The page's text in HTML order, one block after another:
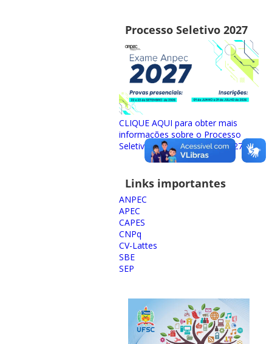
Processo Seletivo 2027
CLIQUE AQUI para obter mais
informações sobre o Processo
Seletivo para ingresso em 2027
Links importantes
ANPEC
APEC
CAPES
CNPq
CV-Lattes
SBE
SEP